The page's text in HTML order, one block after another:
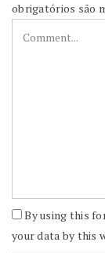
obrigatórios são
By using this
your data by this